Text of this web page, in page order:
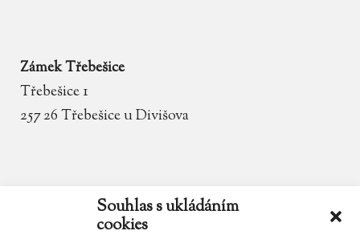
Souhlas s ukládáním
cookies
Zámek Třebešice
Třebešice 1
257 26 Třebešice u Divišova
zamek.trebesice@volny.cz
602 354 467